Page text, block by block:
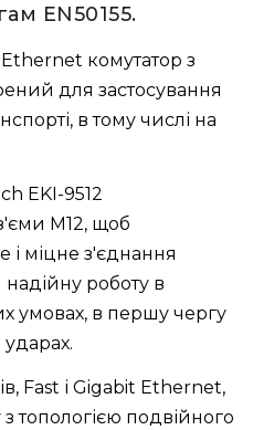
EN50155.
комутатор з
для застосування
в тому числі на
EKI-9512
M12, щоб
і міцне з'єднання
надійну роботу в
умовах, в першу чергу
ударах.
Fast і Gigabit Ethernet,
топологією подвійного